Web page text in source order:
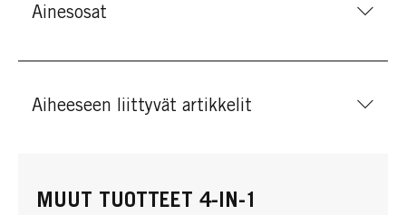
Ainesosat
Aiheeseen liittyvät artikkelit
MUUT TUOTTEET 4-IN-1